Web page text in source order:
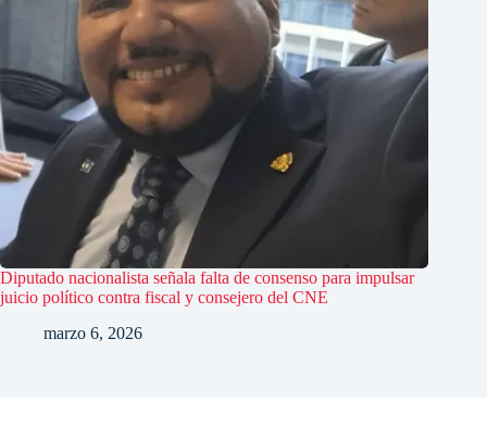
Diputado nacionalista señala falta de consenso para impulsar
juicio político contra fiscal y consejero del CNE
marzo 6, 2026